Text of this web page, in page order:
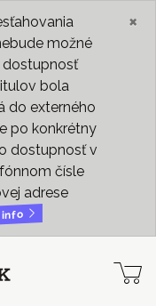
možné
dostupnosť
bola
do externého
po konkrétny
dostupnosť v
čísle
adrese
info
×